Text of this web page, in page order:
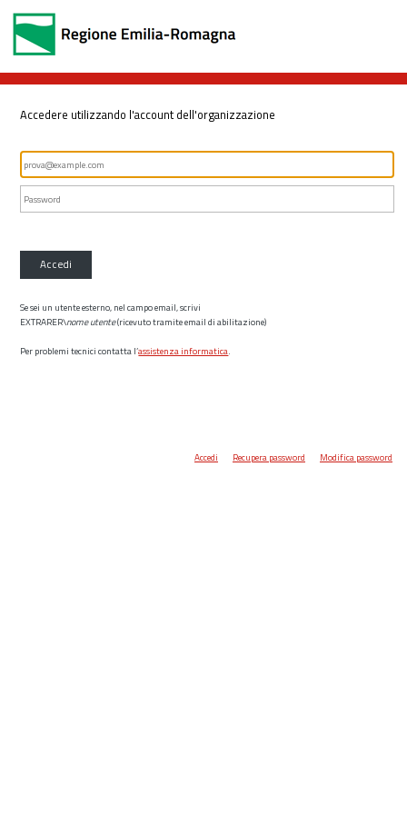
Accedere utilizzando l'account dell'organizzazione
Accedi
Se sei un utente esterno, nel campo email, scrivi
EXTRARER\nome utente(ricevuto tramite email di abilitazione)
Per problemi tecnici contatta l’assistenza informatica.
Accedi Recupera password Modifica password